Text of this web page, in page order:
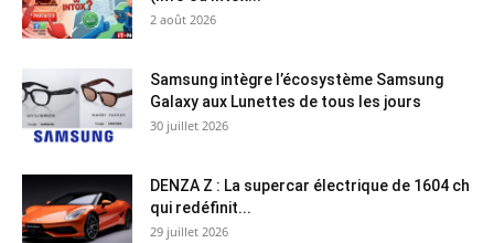
2 août 2026
Samsung intègre l’écosystème Samsung
Galaxy aux Lunettes de tous les jours
30 juillet 2026
DENZA Z : La supercar électrique de 1604 ch
qui redéfinit...
29 juillet 2026